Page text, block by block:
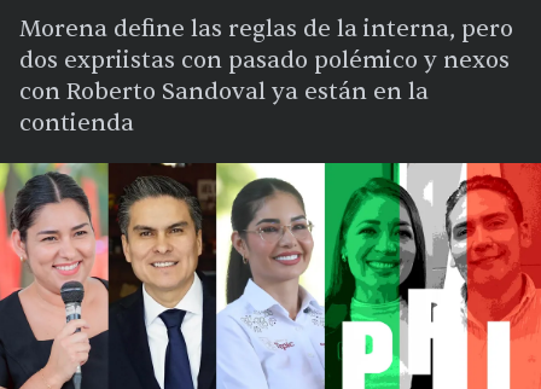
Morena define las reglas de la interna, pero
dos expriistas con pasado polémico y nexos
con Roberto Sandoval ya están en la
contienda